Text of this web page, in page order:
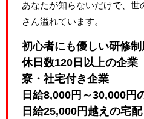
あなたが知らないだけで、世
さん溢れています。
初心者にも優しい研修
休日数120日以上の企業
寮・社宅付き企業
日給8,000円～30,000円
日給25,000円越えの宅